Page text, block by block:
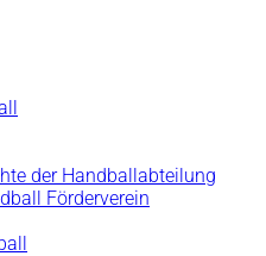
der Handballabteilung
Förderverein